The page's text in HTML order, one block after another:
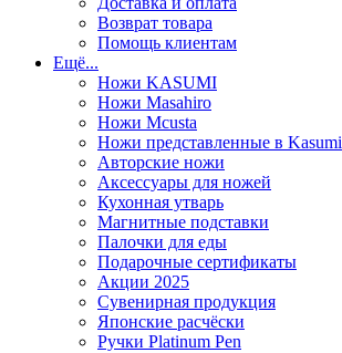
Возврат товара
Помощь клиентам
Ещё...
Ножи KASUMI
Ножи Masahiro
Ножи Mcusta
Ножи представленные в Kasumi
Авторские ножи
Аксессуары для ножей
Кухонная утварь
Магнитные подставки
Палочки для еды
Подарочные сертификаты
Акции 2025
Сувенирная продукция
Японские расчёски
Ручки Platinum Pen